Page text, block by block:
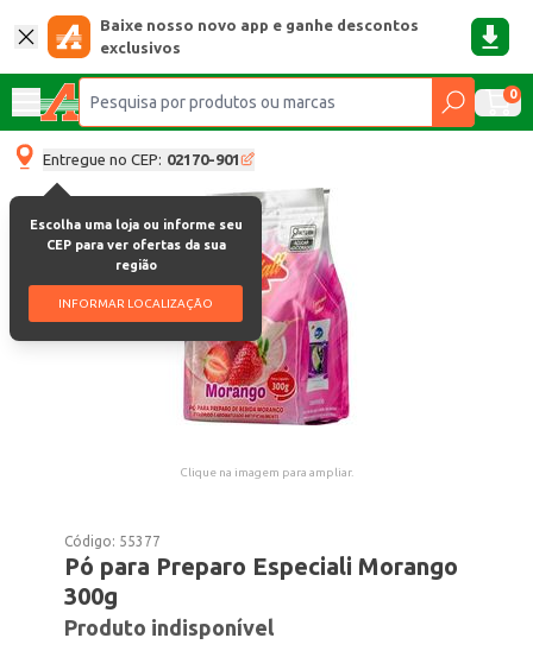
Baixe nosso novo app e ganhe descontos
exclusivos
0
Entregue no CEP: 02170-901
Escolha uma loja ou informe seu
CEP para ver ofertas da sua
região
INFORMAR LOCALIZAÇÃO
Clique na imagem para ampliar.
Código: 55377
Pó para Preparo Especiali Morango
300g
Produto indisponível